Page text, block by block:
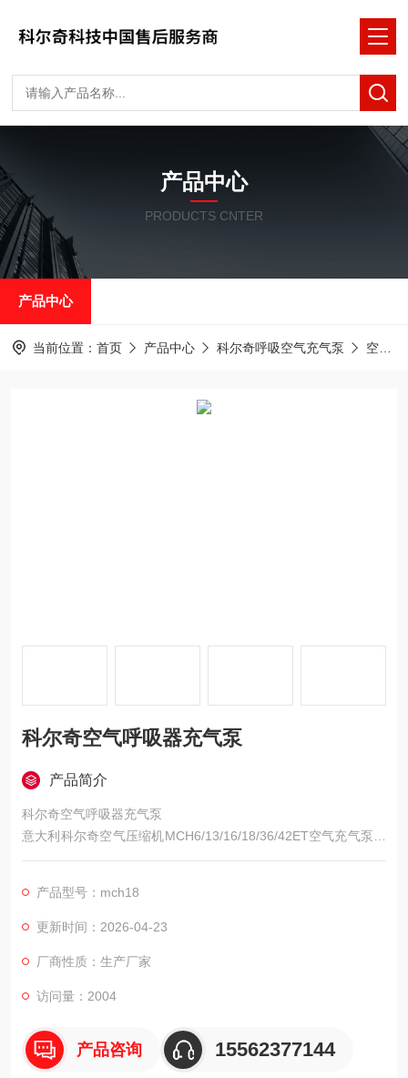
产品中心
PRODUCTS CNTER
产品中心
当前位置： 首页 产品中心 科尔奇呼吸空气充气泵 空气泵
科尔奇空气呼吸器充气泵
产品简介
科尔奇空气呼吸器充气泵
意大利科尔奇空气压缩机MCH6/13/16/18/36/42ET空气充气泵以
其高品质、高性价比、优服务的特点获得150多个国家和地区的
用。
产品型号：mch18
更新时间：2026-04-23
厂商性质：生产厂家
访问量：2004
产品咨询 15562377144